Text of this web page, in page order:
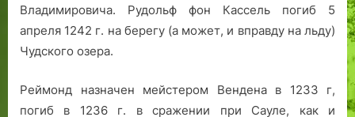
Владимировича. Рудольф фон Кассель погиб 5
апреля 1242 г. на берегу (а может, и вправду на льду)
Чудского озера.
Реймонд назначен мейстером Вендена в 1233 г,
погиб в 1236 г. в сражении при Сауле, как и